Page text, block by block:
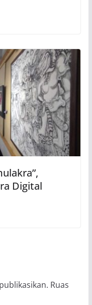
Digital
Ruas